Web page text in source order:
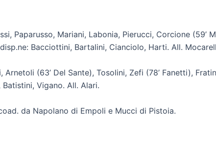
Paparusso, Mariani, Labonia, Pierucci, Corcione (59’
Bacciottini, Bartalini, Cianciolo, Harti. All.
Arnetoli (63’ Del Sante), Tosolini, Zefi (78’ Fanetti),
Batistini, Vigano. All. Alari.
da Napolano di Empoli e Mucci di Pistoia.